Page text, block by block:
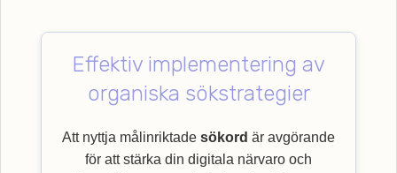
Effektiv implementering av
organiska sökstrategier
Att nyttja målinriktade sökord är avgörande
för att stärka din digitala närvaro och